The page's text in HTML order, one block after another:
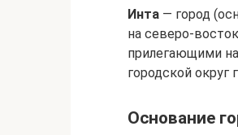
Инта — город
на северо-
прилегающими
городской округ
Основание